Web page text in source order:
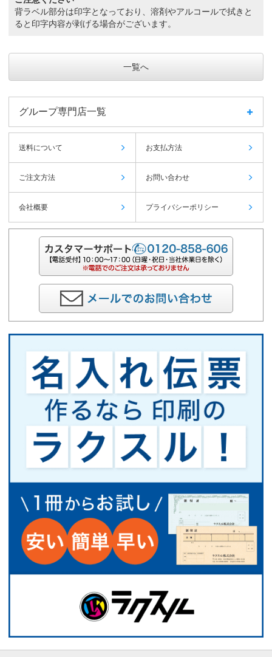
背ラベル部分は印字となっており、溶剤やアルコールで拭きと
ると印字内容が剥げる場合がございます。
一覧へ
グループ専門店一覧
送料について お支払方法
ご注文方法 お問い合わせ
会社概要 プライバシーポリシー